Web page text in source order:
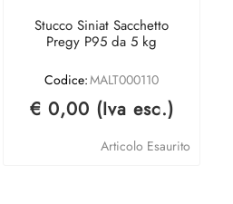
Stucco Siniat Sacchetto
Pregy P95 da 5 kg
Codice:MALT000110
€ 0,00 (Iva esc.)
Articolo Esaurito